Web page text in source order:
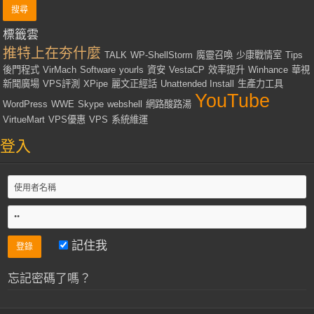
標籤雲
推特上在夯什麼 TALK WP-ShellStorm 魔靈召喚 少康戰情室 Tips
後門程式 VirMach Software yourls 資安 VestaCP 效率提升 Winhance 華視
新聞廣場 VPS評測 XPipe 麗文正經話 Unattended Install
生產力工具
WordPress WWE Skype webshell 網路酸路湯 YouTube
VirtueMart VPS優惠 VPS 系統維運
登入
記住我
忘記密碼了嗎？